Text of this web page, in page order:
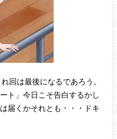
回は最後になるであろう。
ト」今日こそ告白するかし
届くかそれとも・・・ドキ